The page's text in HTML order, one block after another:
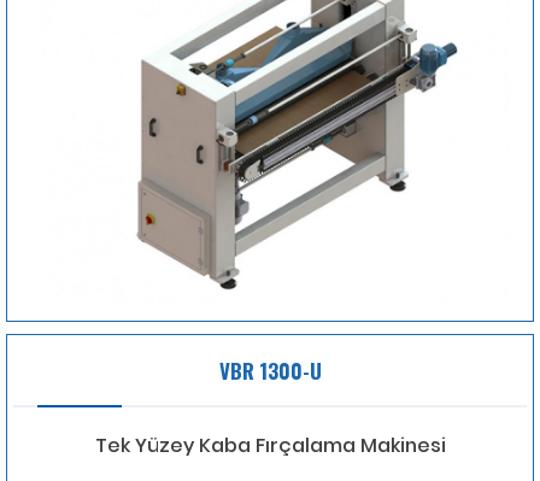
VBR 1300-U
Tek Yüzey Kaba Fırçalama Makinesi